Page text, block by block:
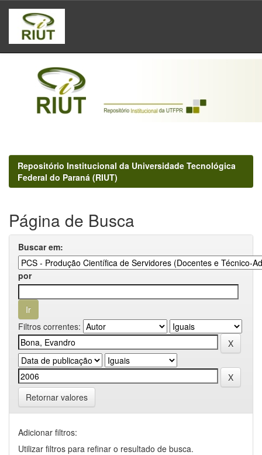
Skip
navigation
Repositório Institucional da Universidade Tecnológica
Federal do Paraná (RIUT)
Página de Busca
Buscar em:
por
Filtros correntes:
Retornar valores
Adicionar filtros:
Utilizar filtros para refinar o resultado de busca.